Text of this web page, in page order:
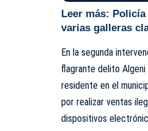
Leer más: Policía
varias galleras
En la segunda
flagrante delito
residente en el
por realizar ventas
dispositivos